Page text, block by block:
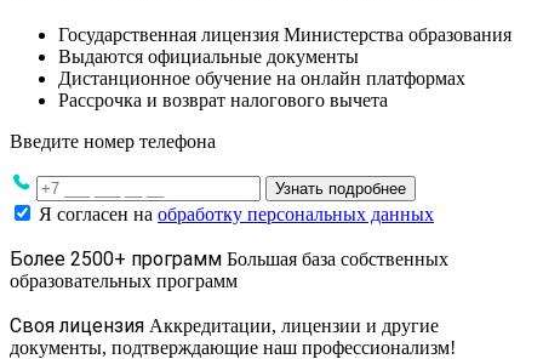
Государственная лицензия Министерства образования
Выдаются официальные документы
Дистанционное обучение на онлайн платформах
Рассрочка и возврат налогового вычета
Введите номер телефона
Узнать подробнее
Я согласен на обработку персональных данных
Более 2500+ программ Большая база собственных
образовательных программ
Своя лицензия Аккредитации, лицензии и другие
документы, подтверждающие наш профессионализм!